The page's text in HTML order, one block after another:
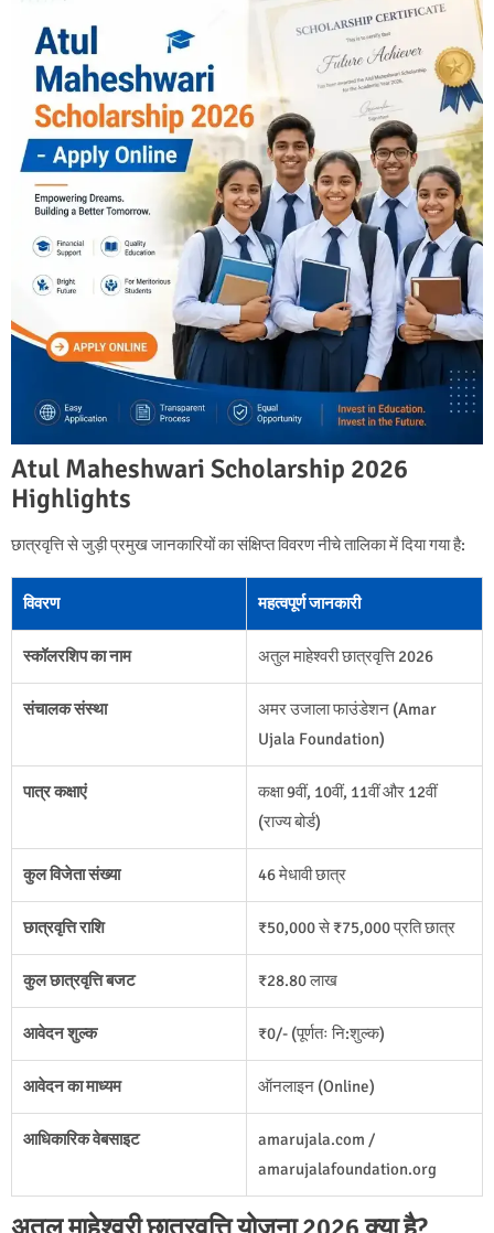
Atul Maheshwari Scholarship 2026
Highlights
छात्रवृत्ति से जुड़ी प्रमुख जानकारियों का संक्षिप्त विवरण नीचे तालिका में दिया गया है:
विवरण महत्वपूर्ण जानकारी
स्कॉलरशिप का नाम अतुल माहेश्वरी छात्रवृत्ति 2026
संचालक संस्था
अमर उजाला फाउंडेशन (Amar
Ujala Foundation)
पात्र कक्षाएं
कक्षा 9वीं, 10वीं, 11वीं और 12वीं
(राज्य बोर्ड)
कुल विजेता संख्या 46 मेधावी छात्र
छात्रवृत्ति राशि ₹50,000 से ₹75,000 प्रति छात्र
कुल छात्रवृत्ति बजट ₹28.80 लाख
आवेदन शुल्क ₹0/- (पूर्णतः नि:शुल्क)
आवेदन का माध्यम ऑनलाइन (Online)
आधिकारिक वेबसाइट
amarujala.com /
amarujalafoundation.org